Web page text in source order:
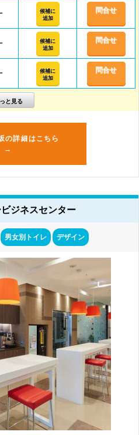
候補に
追加
問合せ
候補に
追加
問合せ
候補に
追加
問合せ
の詳細はこちら
→
ジネスセンター
男女別トイレ デザイン